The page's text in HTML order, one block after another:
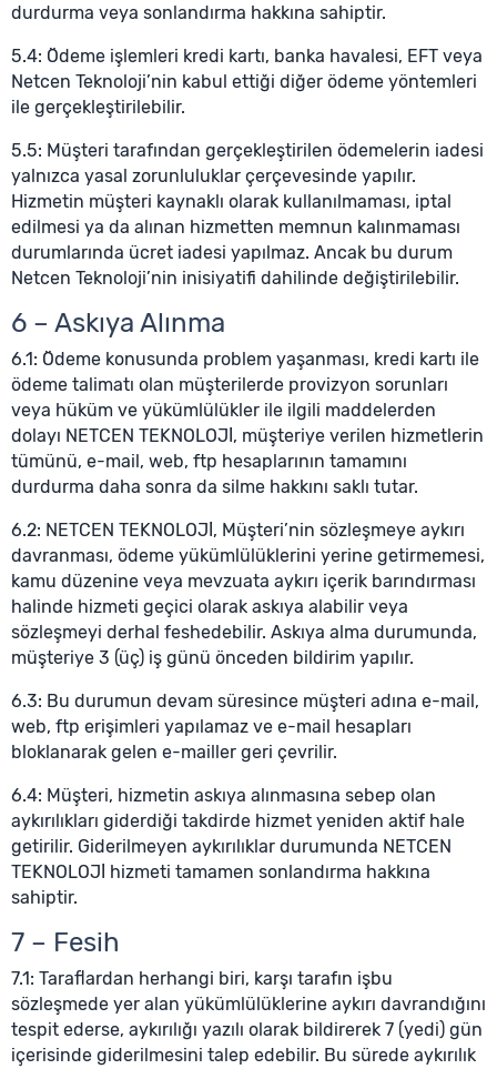
durdurma veya sonlandırma hakkına sahiptir.
5.4: Ödeme işlemleri kredi kartı, banka havalesi, EFT veya
Netcen Teknoloji’nin kabul ettiği diğer ödeme yöntemleri
ile gerçekleştirilebilir.
5.5: Müşteri tarafından gerçekleştirilen ödemelerin iadesi
yalnızca yasal zorunluluklar çerçevesinde yapılır.
Hizmetin müşteri kaynaklı olarak kullanılmaması, iptal
edilmesi ya da alınan hizmetten memnun kalınmaması
durumlarında ücret iadesi yapılmaz. Ancak bu durum
Netcen Teknoloji’nin inisiyatifi dahilinde değiştirilebilir.
6 – Askıya Alınma
6.1: Ödeme konusunda problem yaşanması, kredi kartı ile
ödeme talimatı olan müşterilerde provizyon sorunları
veya hüküm ve yükümlülükler ile ilgili maddelerden
dolayı NETCEN TEKNOLOJİ, müşteriye verilen hizmetlerin
tümünü, e-mail, web, ftp hesaplarının tamamını
durdurma daha sonra da silme hakkını saklı tutar.
6.2: NETCEN TEKNOLOJİ, Müşteri’nin sözleşmeye aykırı
davranması, ödeme yükümlülüklerini yerine getirmemesi,
kamu düzenine veya mevzuata aykırı içerik barındırması
halinde hizmeti geçici olarak askıya alabilir veya
sözleşmeyi derhal feshedebilir. Askıya alma durumunda,
müşteriye 3 (üç) iş günü önceden bildirim yapılır.
6.3: Bu durumun devam süresince müşteri adına e-mail,
web, ftp erişimleri yapılamaz ve e-mail hesapları
bloklanarak gelen e-mailler geri çevrilir.
6.4: Müşteri, hizmetin askıya alınmasına sebep olan
aykırılıkları giderdiği takdirde hizmet yeniden aktif hale
getirilir. Giderilmeyen aykırılıklar durumunda NETCEN
TEKNOLOJİ hizmeti tamamen sonlandırma hakkına
sahiptir.
7 – Fesih
7.1: Taraflardan herhangi biri, karşı tarafın işbu
sözleşmede yer alan yükümlülüklerine aykırı davrandığını
tespit ederse, aykırılığı yazılı olarak bildirerek 7 (yedi) gün
içerisinde giderilmesini talep edebilir. Bu sürede aykırılık